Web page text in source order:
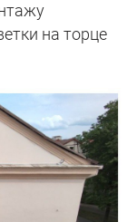
на торце